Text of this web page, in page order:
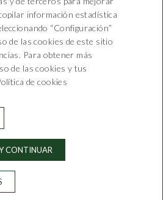
Saiola
Josep Morer, 4
0142 - 626 12 88 35
DE RESERVA
AVISO LEGAL
DE PRIVACIDAD
DE COOKIES
información estadística
“Configuración”
de las cookies de este sitio
Para obtener más
de las cookies y tus
de cookies
CONTINUAR